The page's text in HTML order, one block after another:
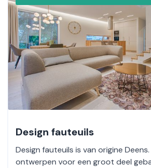
Design fauteuils
Design fauteuils is van origine
ontwerpen voor een groot deel